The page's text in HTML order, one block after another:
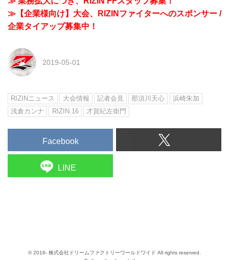
≫【企業様向け】大会、RIZINファイターへのスポンサー /
企業タイアップ募集中！
2019-05-01
RIZINニュース 大会情報 記者会見 那須川天心
浜崎朱加
浅倉カンナ
RIZIN.16 才賀紀左衛門
Facebook
LINE
© 2016- 株式会社ドリームファクトリーワールドワイド All rights reserved.